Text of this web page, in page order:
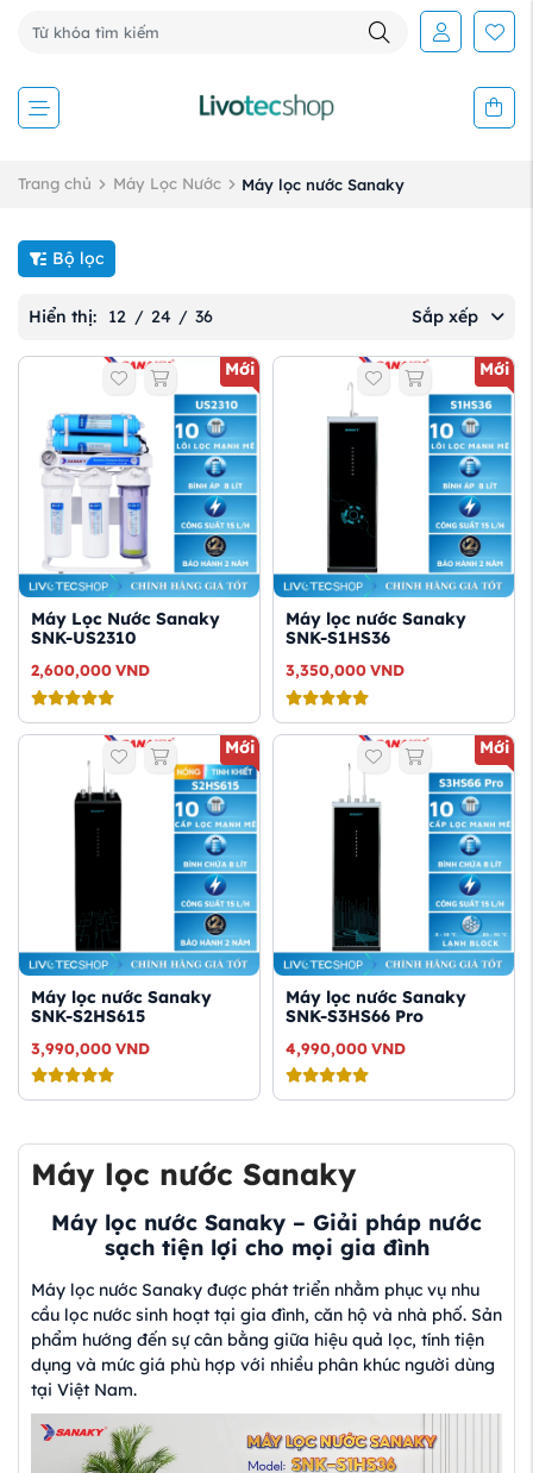
Trang chủ Máy Lọc Nước Máy lọc nước Sanaky
Bộ lọc
Hiển thị: 12 / 24 / 36 Sắp xếp
Mới
Máy Lọc Nước Sanaky
SNK-US2310
2,600,000VND
Mới
Máy lọc nước Sanaky
SNK-S1HS36
3,350,000VND
Mới
Máy lọc nước Sanaky
SNK-S2HS615
3,990,000VND
Mới
Máy lọc nước Sanaky
SNK-S3HS66 Pro
4,990,000VND
Máy lọc nước Sanaky
Máy lọc nước Sanaky – Giải pháp nước
sạch tiện lợi cho mọi gia đình
Máy lọc nước Sanaky được phát triển nhằm phục vụ nhu
cầu lọc nước sinh hoạt tại gia đình, căn hộ và nhà phố. Sản
phẩm hướng đến sự cân bằng giữa hiệu quả lọc, tính tiện
dụng và mức giá phù hợp với nhiều phân khúc người dùng
tại Việt Nam.